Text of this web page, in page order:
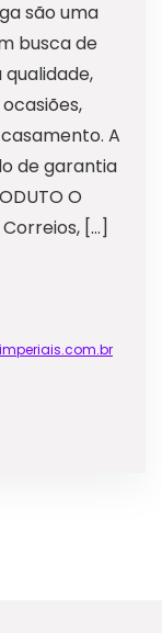
são uma
busca de
A
de garantia
O
[…]